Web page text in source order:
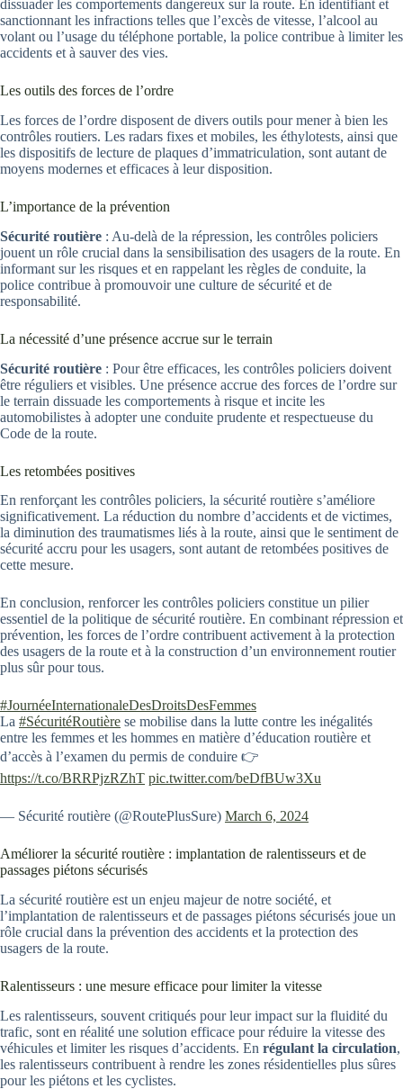
dissuader les comportements dangereux sur la route. En identifiant et
sanctionnant les infractions telles que l’excès de vitesse, l’alcool au
volant ou l’usage du téléphone portable, la police contribue à limiter les
accidents et à sauver des vies.
Les outils des forces de l’ordre
Les forces de l’ordre disposent de divers outils pour mener à bien les
contrôles routiers. Les radars fixes et mobiles, les éthylotests, ainsi que
les dispositifs de lecture de plaques d’immatriculation, sont autant de
moyens modernes et efficaces à leur disposition.
L’importance de la prévention
Sécurité routière : Au-delà de la répression, les contrôles policiers
jouent un rôle crucial dans la sensibilisation des usagers de la route. En
informant sur les risques et en rappelant les règles de conduite, la
police contribue à promouvoir une culture de sécurité et de
responsabilité.
La nécessité d’une présence accrue sur le terrain
Sécurité routière : Pour être efficaces, les contrôles policiers doivent
être réguliers et visibles. Une présence accrue des forces de l’ordre sur
le terrain dissuade les comportements à risque et incite les
automobilistes à adopter une conduite prudente et respectueuse du
Code de la route.
Les retombées positives
En renforçant les contrôles policiers, la sécurité routière s’améliore
significativement. La réduction du nombre d’accidents et de victimes,
la diminution des traumatismes liés à la route, ainsi que le sentiment de
sécurité accru pour les usagers, sont autant de retombées positives de
cette mesure.
En conclusion, renforcer les contrôles policiers constitue un pilier
essentiel de la politique de sécurité routière. En combinant répression et
prévention, les forces de l’ordre contribuent activement à la protection
des usagers de la route et à la construction d’un environnement routier
plus sûr pour tous.
#JournéeInternationaleDesDroitsDesFemmes
La #SécuritéRoutière se mobilise dans la lutte contre les inégalités
entre les femmes et les hommes en matière d’éducation routière et
d’accès à l’examen du permis de conduire 👉
https://t.co/BRRPjzRZhT pic.twitter.com/beDfBUw3Xu
— Sécurité routière (@RoutePlusSure) March 6, 2024
Améliorer la sécurité routière : implantation de ralentisseurs et de
passages piétons sécurisés
La sécurité routière est un enjeu majeur de notre société, et
l’implantation de ralentisseurs et de passages piétons sécurisés joue un
rôle crucial dans la prévention des accidents et la protection des
usagers de la route.
Ralentisseurs : une mesure efficace pour limiter la vitesse
Les ralentisseurs, souvent critiqués pour leur impact sur la fluidité du
trafic, sont en réalité une solution efficace pour réduire la vitesse des
véhicules et limiter les risques d’accidents. En régulant la circulation,
les ralentisseurs contribuent à rendre les zones résidentielles plus sûres
pour les piétons et les cyclistes.